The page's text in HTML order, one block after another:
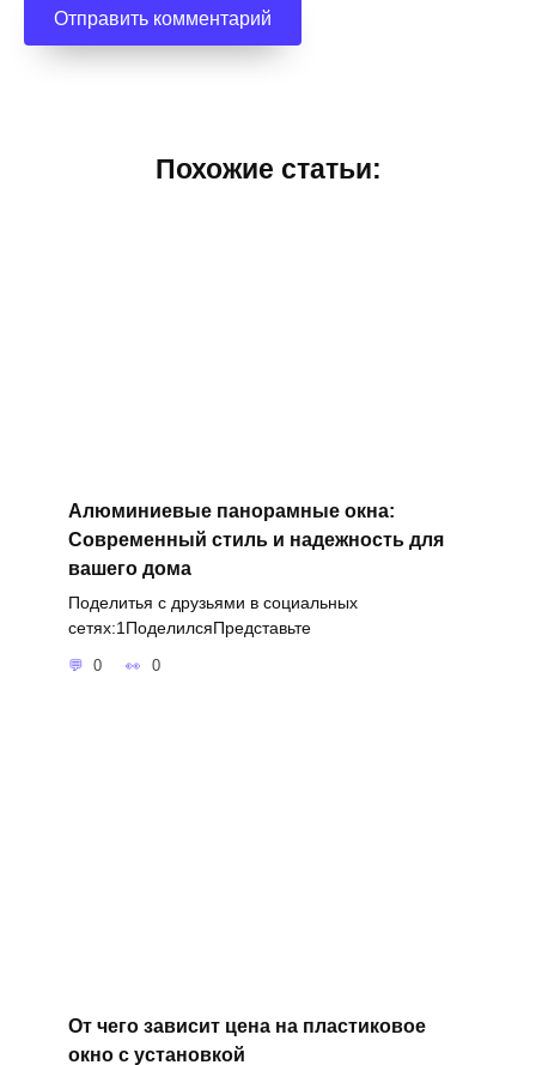
Похожие статьи:
Алюминиевые панорамные окна:
Современный стиль и надежность для
вашего дома
Поделитья с друзьями в социальных
сетях:1ПоделилсяПредставьте
0 0
От чего зависит цена на пластиковое
окно с установкой